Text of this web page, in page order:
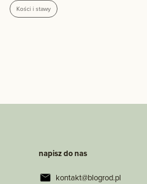
Kości i stawy
napisz do nas
kontakt@blogrod.pl